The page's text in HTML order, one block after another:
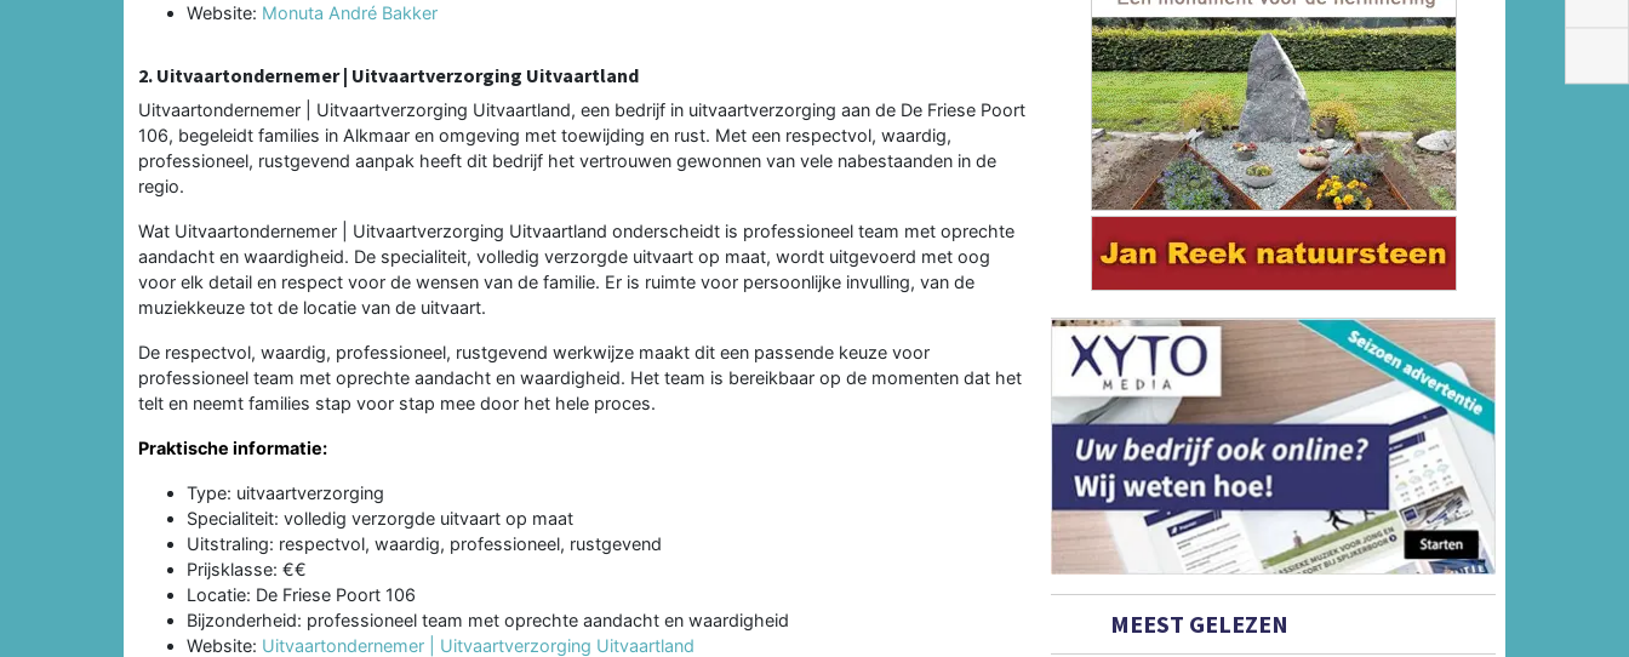
Website: Monuta André Bakker
2. Uitvaartondernemer | Uitvaartverzorging Uitvaartland
Uitvaartondernemer | Uitvaartverzorging Uitvaartland, een bedrijf in uitvaartverzorging aan de De Friese Poort
106, begeleidt families in Alkmaar en omgeving met toewijding en rust. Met een respectvol, waardig,
professioneel, rustgevend aanpak heeft dit bedrijf het vertrouwen gewonnen van vele nabestaanden in de
regio.
Wat Uitvaartondernemer | Uitvaartverzorging Uitvaartland onderscheidt is professioneel team met oprechte
aandacht en waardigheid. De specialiteit, volledig verzorgde uitvaart op maat, wordt uitgevoerd met oog
voor elk detail en respect voor de wensen van de familie. Er is ruimte voor persoonlijke invulling, van de
muziekkeuze tot de locatie van de uitvaart.
De respectvol, waardig, professioneel, rustgevend werkwijze maakt dit een passende keuze voor
professioneel team met oprechte aandacht en waardigheid. Het team is bereikbaar op de momenten dat het
telt en neemt families stap voor stap mee door het hele proces.
Praktische informatie:
Type: uitvaartverzorging
Specialiteit: volledig verzorgde uitvaart op maat
Uitstraling: respectvol, waardig, professioneel, rustgevend
Prijsklasse: €€
Locatie: De Friese Poort 106
Bijzonderheid: professioneel team met oprechte aandacht en waardigheid
Website: Uitvaartondernemer | Uitvaartverzorging Uitvaartland
MEEST GELEZEN